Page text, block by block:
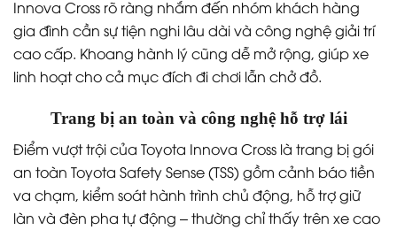
Innova Cross rõ ràng nhắm đến nhóm khách hàng
gia đình cần sự tiện nghi lâu dài và công nghệ giải trí
cao cấp. Khoang hành lý cũng dễ mở rộng, giúp xe
linh hoạt cho cả mục đích đi chơi lẫn chở đồ.
Trang bị an toàn và công nghệ hỗ trợ lái
Điểm vượt trội của Toyota Innova Cross là trang bị gói
an toàn Toyota Safety Sense (TSS) gồm cảnh báo tiền
va chạm, kiểm soát hành trình chủ động, hỗ trợ giữ
làn và đèn pha tự động – thường chỉ thấy trên xe cao